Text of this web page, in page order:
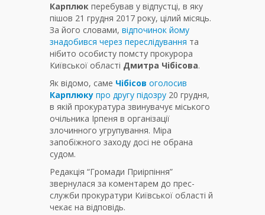
Карплюк перебував у відпустці, в яку
пішов 21 грудня 2017 року, цілий місяць.
За його словами, відпочинок йому
знадобився через переслідування та
нібито особисту помсту прокурора
Київської області Дмитра Чібісова.
Як відомо, саме Чібісов оголосив
Карплюку про другу підозру 20 грудня,
в якій прокуратура звинувачує міського
очільника Ірпеня в організації
злочинного угрупування. Міра
запобіжного заходу досі не обрана
судом.
Редакція “Громади Приірпіння”
звернулася за коментарем до прес-
служби прокуратури Київської області й
чекає на відповідь.